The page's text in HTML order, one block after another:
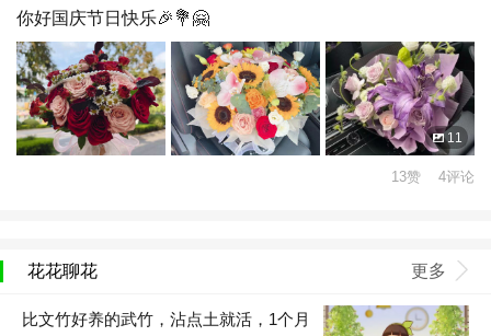
你好国庆节日快乐🎉💐🤗
11
13赞 4评论
花花聊花 更多
比文竹好养的武竹，沾点土就活，1个月